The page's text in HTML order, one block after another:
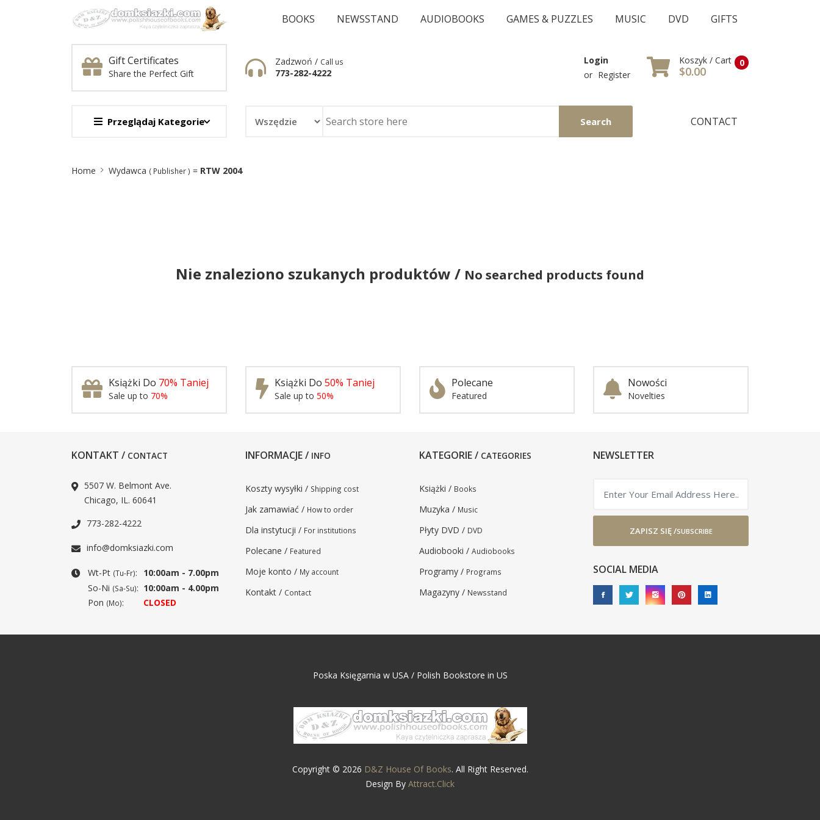
BOOKS NEWSSTAND AUDIOBOOKS GAMES & PUZZLES MUSIC DVD GIFTS
Gift Certificates
Share the Perfect Gift
Zadzwoń / Call us
773-282-4222
Login
or Register
0
Koszyk / Cart
$0.00
Przeglądaj Kategorie Search CONTACT
Home Wydawca ( Publisher ) = RTW 2004
Nie znaleziono szukanych produktów / No searched products found
Książki Do 70% Taniej
Sale up to 70%
Książki Do 50% Taniej
Sale up to 50%
Polecane
Featured
Nowości
Novelties
KONTAKT / CONTACT
5507 W. Belmont Ave.
Chicago, IL. 60641
773-282-4222
info@domksiazki.com
Wt-Pt (Tu-Fr):
10:00am - 7.00pm
So-Ni (Sa-Su): 10:00am - 4.00pm
Pon (Mo): CLOSED
INFORMACJE / INFO
Koszty wysyłki / Shipping cost
Jak zamawiać / How to order
Dla instytucji / For institutions
Polecane / Featured
Moje konto / My account
Kontakt / Contact
KATEGORIE / CATEGORIES
Książki / Books
Muzyka / Music
Płyty DVD / DVD
Audiobooki / Audiobooks
Programy / Programs
Magazyny / Newsstand
NEWSLETTER
ZAPISZ SIĘ /SUBSCRIBE
SOCIAL MEDIA
Poska Księgarnia w USA / Polish Bookstore in US
Copyright © 2026 D&Z House Of Books. All Right Reserved.
Design By Attract.Click